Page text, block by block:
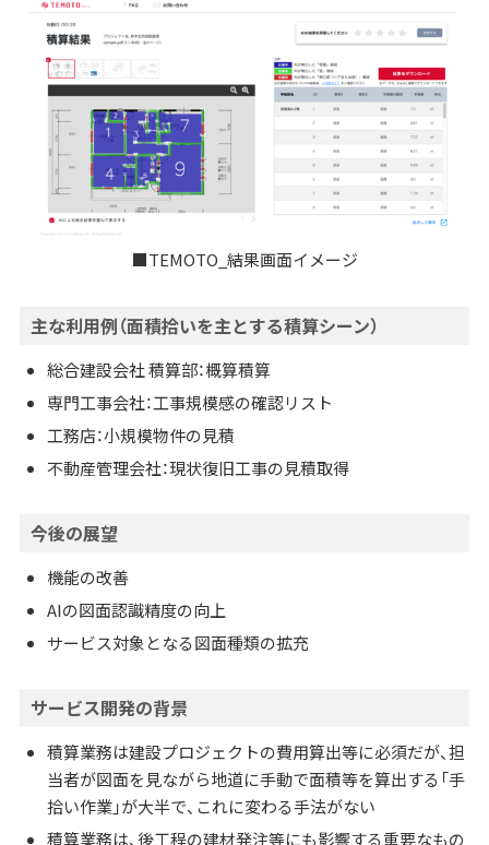
■TEMOTO_結果画面イメージ
主な利用例（面積拾いを主とする積算シーン）
総合建設会社 積算部：概算積算
専門工事会社：工事規模感の確認リスト
工務店：小規模物件の見積
不動産管理会社：現状復旧工事の見積取得
今後の展望
機能の改善
AIの図面認識精度の向上
サービス対象となる図面種類の拡充
サービス開発の背景
積算業務は建設プロジェクトの費用算出等に必須だが、担
当者が図面を見ながら地道に手動で面積等を算出する「手
拾い作業」が大半で、これに変わる手法がない
積算業務は、後工程の建材発注等にも影響する重要なもの